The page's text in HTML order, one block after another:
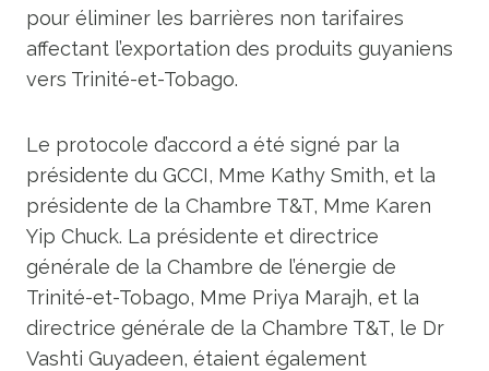
pour éliminer les barrières non tarifaires
affectant l’exportation des produits guyaniens
vers Trinité-et-Tobago.
Le protocole d’accord a été signé par la
présidente du GCCI, Mme Kathy Smith, et la
présidente de la Chambre T&T, Mme Karen
Yip Chuck. La présidente et directrice
générale de la Chambre de l’énergie de
Trinité-et-Tobago, Mme Priya Marajh, et la
directrice générale de la Chambre T&T, le Dr
Vashti Guyadeen, étaient également